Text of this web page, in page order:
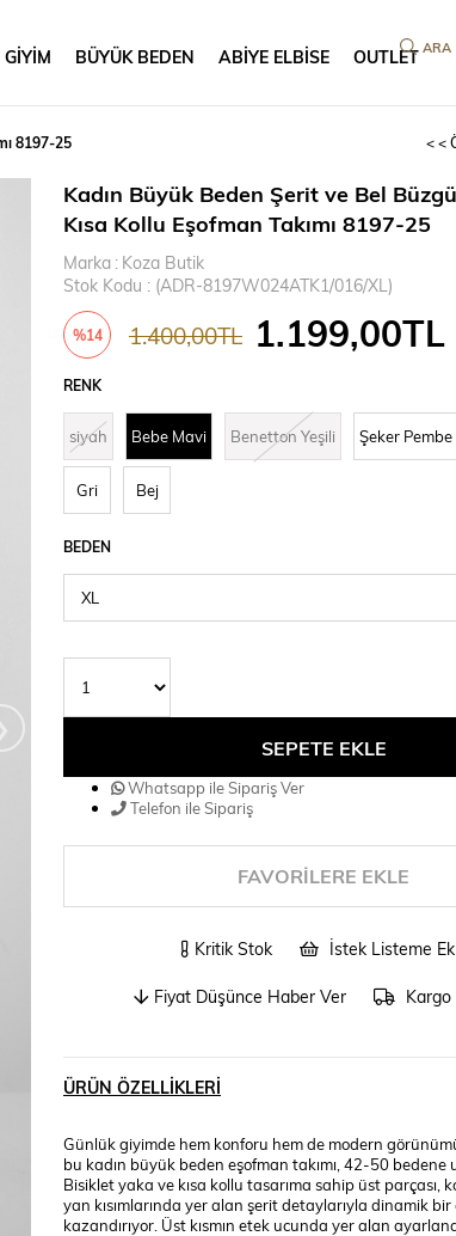
BÜYÜK BEDEN ABİYE ELBİSE OUTLET
8197-25 < <
Kadın Büyük Beden Şerit ve Bel
Kısa Kollu Eşofman Takımı 8197-25
Marka : Koza Butik
Stok Kodu
(ADR-8197W024ATK1/016/XL)
%14
İndirim
1.400,00TL 1.199,00TL
RENK
siyah Bebe Mavi Benetton Yeşili Şeker Pembe
Gri Bej
BEDEN
Whatsapp ile Sipariş Ver
Telefon ile Sipariş
FAVORILERE EKLE
Kritik Stok İstek Listeme
Fiyat Düşünce Haber Ver
ÜRÜN ÖZELLIKLERI
Günlük giyimde hem konforu hem de modern
bu kadın büyük beden eşofman takımı, 42-50 bedene
Bisiklet yaka ve kısa kollu tasarıma sahip üst parçası,
yan kısımlarında yer alan şerit detaylarıyla dinamik
kazandırıyor. Üst kısmın etek ucunda yer alan